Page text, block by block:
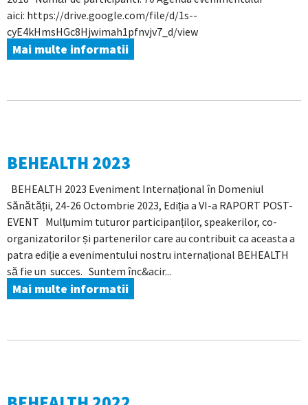
aici: https://drive.google.com/file/d/1s--
cyE4kHmsHGc8Hjwimah1pfnvjv7_d/view
Mai multe informatii
BEHEALTH 2023
BEHEALTH 2023 Eveniment Internațional în Domeniul
Sănătății, 24-26 Octombrie 2023, Ediția a VI-a RAPORT POST-
EVENT Mulțumim tuturor participanților, speakerilor, co-
organizatorilor și partenerilor care au contribuit ca aceasta a
patra ediție a evenimentului nostru internațional BEHEALTH
să fie un succes. Suntem înc&acir...
Mai multe informatii